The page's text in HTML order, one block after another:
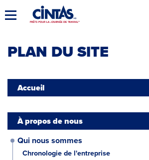
to Basculer
principale
PLAN DU SITE
Accueil
À propos de nous
Qui nous sommes
Chronologie de l'entreprise